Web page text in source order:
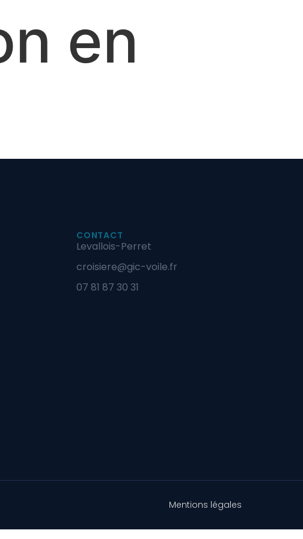
en
CONTACT
Levallois-Perret
croisiere@gic-voile.fr
07 81 87 30 31
Mentions légales